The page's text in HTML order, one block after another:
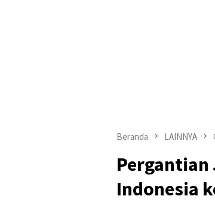
Beranda LAINNYA
Pergantian
Indonesia